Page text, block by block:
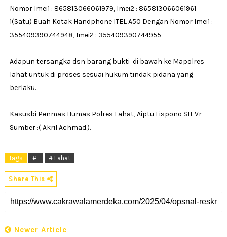
Nomor Imei1 : 865813066061979, Imei2 : 865813066061961
1(Satu) Buah Kotak Handphone ITEL A50 Dengan Nomor Imei1 :
355409390744948, Imei2 : 355409390744955
Adapun tersangka dsn barang bukti di bawah ke Mapolres
lahat untuk di proses sesuai hukum tindak pidana yang
berlaku.
Kasusbi Penmas Humas Polres Lahat, Aiptu Lispono SH. Vr -
Sumber :( Akril Achmad.).
Tags # . # Lahat
Share This
Newer Article